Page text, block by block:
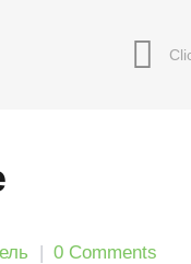
0 Comments